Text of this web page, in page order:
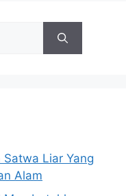
Liar Yang
Alam